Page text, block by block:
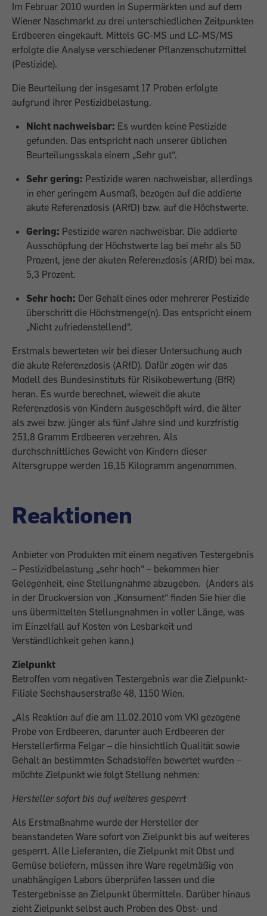
Im Februar 2010 wurden in Supermärkten und auf dem
Wiener Naschmarkt zu drei unterschiedlichen Zeitpunkten
Erdbeeren eingekauft. Mittels GC-MS und LC-MS/MS
erfolgte die Analyse verschiedener Pflanzenschutzmittel
(Pestizide).
Die Beurteilung der insgesamt 17 Proben erfolgte
aufgrund ihrer Pestizidbelastung.
Nicht nachweisbar: Es wurden keine Pestizide
gefunden. Das entspricht nach unserer üblichen
Beurteilungsskala einem „Sehr gut“.
Sehr gering: Pestizide waren nachweisbar, allerdings
in eher geringem Ausmaß, bezogen auf die addierte
akute Referenzdosis (ARfD) bzw. auf die Höchstwerte.
Gering: Pestizide waren nachweisbar. Die addierte
Ausschöpfung der Höchstwerte lag bei mehr als 50
Prozent, jene der akuten Referenzdosis (ARfD) bei max.
5,3 Prozent.
Sehr hoch: Der Gehalt eines oder mehrerer Pestizide
überschritt die Höchstmenge(n). Das entspricht einem
„Nicht zufriedenstellend“.
Erstmals bewerteten wir bei dieser Untersuchung auch
die akute Referenzdosis (ARfD). Dafür zogen wir das
Modell des Bundesinstituts für Risikobewertung (BfR)
heran. Es wurde berechnet, wieweit die akute
Referenzdosis von Kindern ausgeschöpft wird, die älter
als zwei bzw. jünger als fünf Jahre sind und kurzfristig
251,8 Gramm Erdbeeren verzehren. Als
durchschnittliches Gewicht von Kindern dieser
Altersgruppe werden 16,15 Kilogramm angenommen.
Reaktionen
Anbieter von Produkten mit einem negativen Testergebnis
– Pestizidbelastung „sehr hoch“ – bekommen hier
Gelegenheit, eine Stellungnahme abzugeben. (Anders als
in der Druckversion von „Konsument“ finden Sie hier die
uns übermittelten Stellungnahmen in voller Länge, was
im Einzelfall auf Kosten von Lesbarkeit und
Verständlichkeit gehen kann.)
Zielpunkt
Betroffen vom negativen Testergebnis war die Zielpunkt-
Filiale Sechshauserstraße 48, 1150 Wien.
„Als Reaktion auf die am 11.02.2010 vom VKI gezogene
Probe von Erdbeeren, darunter auch Erdbeeren der
Herstellerfirma Felgar – die hinsichtlich Qualität sowie
Gehalt an bestimmten Schadstoffen bewertet wurden –
möchte Zielpunkt wie folgt Stellung nehmen:
Hersteller sofort bis auf weiteres gesperrt
Als Erstmaßnahme wurde der Hersteller der
beanstandeten Ware sofort von Zielpunkt bis auf weiteres
gesperrt. Alle Lieferanten, die Zielpunkt mit Obst und
Gemüse beliefern, müssen ihre Ware regelmäßig von
unabhängigen Labors überprüfen lassen und die
Testergebnisse an Zielpunkt übermitteln. Darüber hinaus
zieht Zielpunkt selbst auch Proben des Obst- und